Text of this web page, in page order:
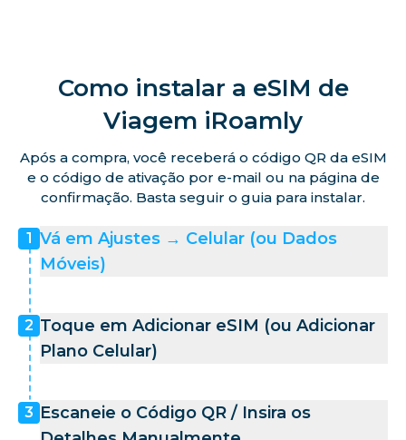
Como instalar a eSIM de
Viagem iRoamly
Após a compra, você receberá o código QR da eSIM
e o código de ativação por e-mail ou na página de
confirmação. Basta seguir o guia para instalar.
1 Vá em Ajustes → Celular (ou Dados
Móveis)
2 Toque em Adicionar eSIM (ou Adicionar
Plano Celular)
3 Escaneie o Código QR / Insira os